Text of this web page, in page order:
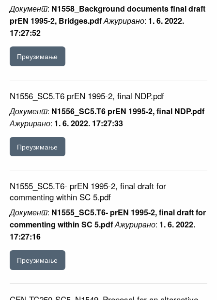
Документ: N1558_Background documents final draft
prEN 1995-2, Bridges.pdfАжурирано: 1. 6. 2022.
17:27:52
Преузимање
N1556_SC5.T6 prEN 1995-2, final NDP.pdf
Документ: N1556_SC5.T6 prEN 1995-2, final NDP.pdf
Ажурирано: 1. 6. 2022. 17:27:33
Преузимање
N1555_SC5.T6- prEN 1995-2, final draft for
commenting within SC 5.pdf
Документ: N1555_SC5.T6- prEN 1995-2, final draft for
commenting within SC 5.pdfАжурирано: 1. 6. 2022.
17:27:16
Преузимање